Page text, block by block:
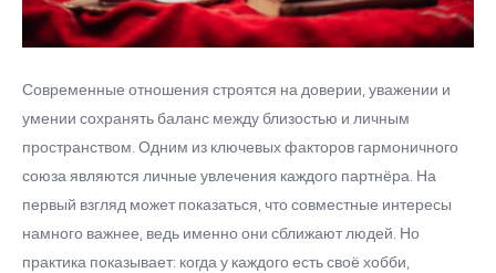
Современные отношения строятся на доверии, уважении и
умении сохранять баланс между близостью и личным
пространством. Одним из ключевых факторов гармоничного
союза являются личные увлечения каждого партнёра. На
первый взгляд может показаться, что совместные интересы
намного важнее, ведь именно они сближают людей. Но
практика показывает: когда у каждого есть своё хобби,